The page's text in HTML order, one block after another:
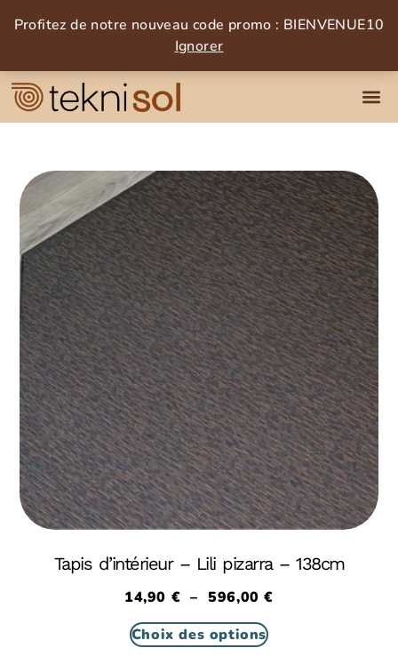
Profitez de notre nouveau code promo : BIENVENUE10
Ignorer
Tapis d’intérieur – Lili pizarra – 138cm
14,90 € – 596,00€
Choix des options